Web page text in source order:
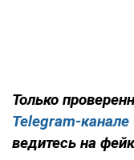
Только
Telegram-канале
ведитесь на